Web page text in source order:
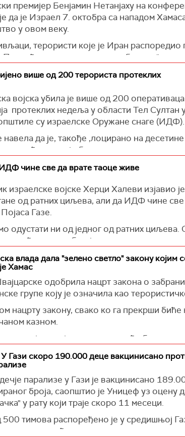
премијер Бенјамин Нетанјаху на
да је Израел 7. октобра са нападом
у овом веку.
терористи које је Иран
Посвећени смо томе да их победимо", рекао
речима, Филаделфијски коридор је
што је, тврди, и довело до напада 7.
премијер тврди и да би Хамас могао да
Иран или Јемен, истаквши да таоци неће
Филаделфијски коридор.
бити демилитаризована само ако
чврстом контролом и не буде линија
и опремом за тероризам", наводи
Israel)
више од 200 терориста протеклих
војска убила је више од 200
протеклих недеља у области Тел Султан
су израелске Оружане снаге (ИДФ).
навела да је, такође ,лоцирано на
у кућама у тој области.
Israel)чине све да врате таоце живе
израелске војске Херци Халеви изјавио
од ратних циљева, али да ИДФ чине све
Газе.
одустати ни од једног од ратних циљева.
имаће пред собом још много година
Israel)
влада дала "зелено светло" закону којим
Хамас
одобрила нацрт закона о
групе коју је означила као
нацрту закону, свако ко га прекрши
казном.
које делују у његово име ће бити,
парламент, забрањени.
Гази скоро 190.000 деце вакцинисано
парализе у Гази је вакцинисано
броја, саопштио је Уницеф уз оцену
у рату који траје скоро 11 месеци.
тимова распоређено је у средишњој
деце млађе од десет година, наводи